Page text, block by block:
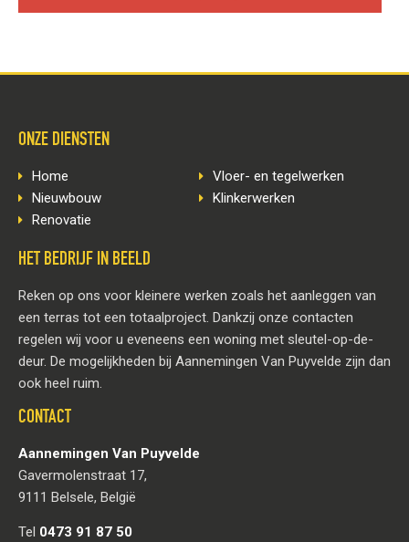
ONZE DIENSTEN
Home
Nieuwbouw
Renovatie
Vloer- en tegelwerken
Klinkerwerken
HET BEDRIJF IN BEELD
Reken op ons voor kleinere werken zoals het aanleggen van
een terras tot een totaalproject. Dankzij onze contacten
regelen wij voor u eveneens een woning met sleutel-op-de-
deur. De mogelijkheden bij Aannemingen Van Puyvelde zijn dan
ook heel ruim.
CONTACT
Aannemingen Van Puyvelde
Gavermolenstraat 17,
9111 Belsele, België
Tel 0473 91 87 50